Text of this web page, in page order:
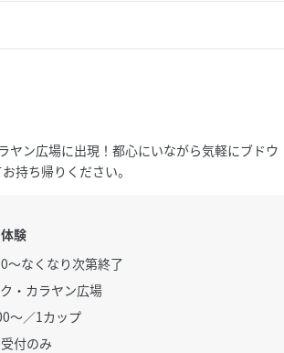
ヤン広場に出現！都心にいながら気軽にブドウ
持ち帰りください。
験
〜なくなり次第終了
・カラヤン広場
〜／1カップ
付のみ